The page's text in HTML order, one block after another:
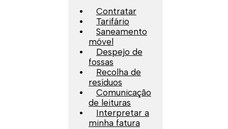
Contratar
Tarifário
Saneamento
móvel
Despejo de
fossas
Recolha de
resíduos
Comunicação
de leituras
Interpretar a
minha fatura